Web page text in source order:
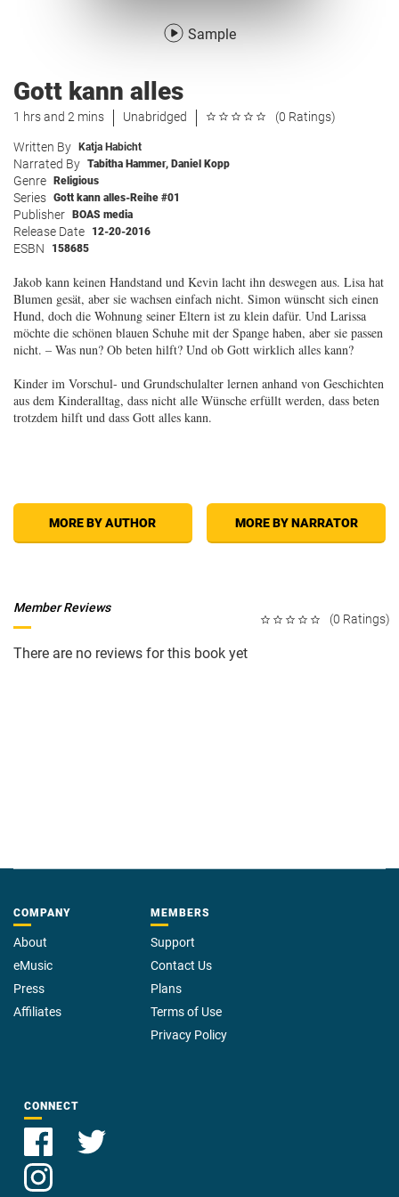
Sample
Gott kann alles
1 hrs and 2 mins Unabridged (0 Ratings)
Written By Katja Habicht
Narrated By Tabitha Hammer, Daniel Kopp
Genre Religious
Series Gott kann alles-Reihe #01
Publisher BOAS media
Release Date 12-20-2016
ESBN 158685
Jakob kann keinen Handstand und Kevin lacht ihn deswegen aus. Lisa hat
Blumen gesät, aber sie wachsen einfach nicht. Simon wünscht sich einen
Hund, doch die Wohnung seiner Eltern ist zu klein dafür. Und Larissa
möchte die schönen blauen Schuhe mit der Spange haben, aber sie passen
nicht. – Was nun? Ob beten hilft? Und ob Gott wirklich alles kann?
Kinder im Vorschul- und Grundschulalter lernen anhand von Geschichten
aus dem Kinderalltag, dass nicht alle Wünsche erfüllt werden, dass beten
trotzdem hilft und dass Gott alles kann.
MORE BY AUTHOR MORE BY NARRATOR
(0 Ratings)
Member Reviews
There are no reviews for this book yet
COMPANY
About
eMusic
Press
Affiliates
MEMBERS
Support
Contact Us
Plans
Terms of Use
Privacy Policy
CONNECT